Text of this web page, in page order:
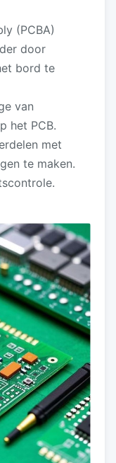
(PCBA)
door
bord te
van
het PCB.
met
te maken.